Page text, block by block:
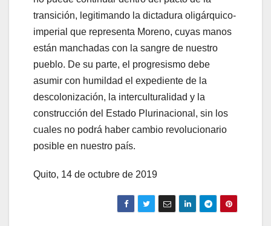
transición, legitimando la dictadura oligárquico-
imperial que representa Moreno, cuyas manos
están manchadas con la sangre de nuestro
pueblo. De su parte, el progresismo debe
asumir con humildad el expediente de la
descolonización, la interculturalidad y la
construcción del Estado Plurinacional, sin los
cuales no podrá haber cambio revolucionario
posible en nuestro país.
Quito, 14 de octubre de 2019